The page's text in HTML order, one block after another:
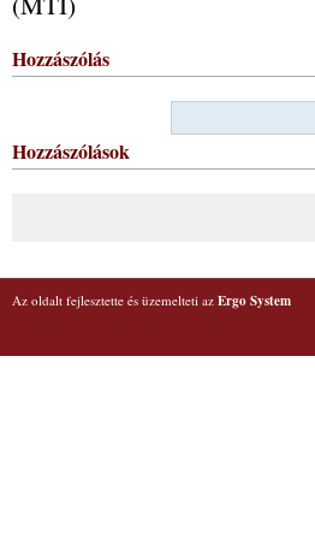
Hozzászólás
Hozzászólások
Az oldalt fejlesztette és üzemelteti az Ergo System